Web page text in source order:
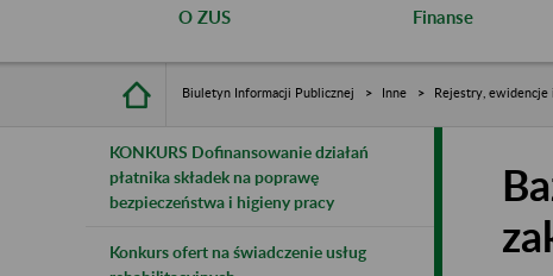
O ZUS Finanse
Biuletyn Informacji Publicznej Inne Rejestry, ewidencje
KONKURS Dofinansowanie działań
płatnika składek na poprawę
bezpieczeństwa i higieny pracy
Konkurs ofert na świadczenie usług